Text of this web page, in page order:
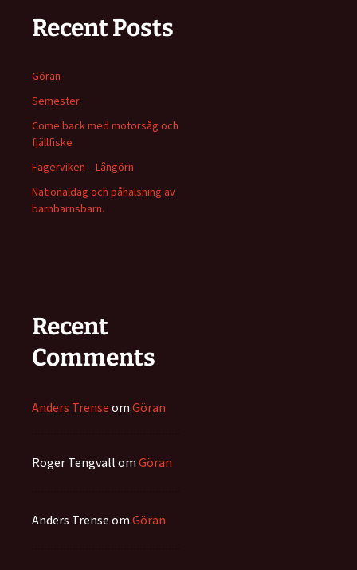
Recent Posts
Göran
Semester
Come back med motorsåg och
fjällfiske
Fagerviken – Långörn
Nationaldag och påhälsning av
barnbarnsbarn.
Recent
Comments
Anders Trense om Göran
Roger Tengvall om Göran
Anders Trense om Göran